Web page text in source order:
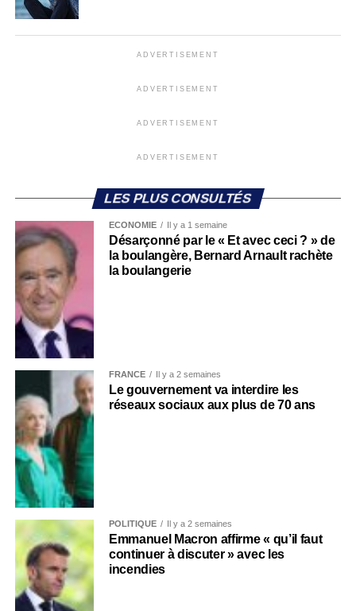
ADVERTISEMENT
ADVERTISEMENT
ADVERTISEMENT
ADVERTISEMENT
LES PLUS CONSULTÉS
ECONOMIE Il y a 1 semaine
Désarçonné par le « Et avec ceci ? » de
la boulangère, Bernard Arnault rachète
la boulangerie
FRANCE Il y a 2 semaines
Le gouvernement va interdire les
réseaux sociaux aux plus de 70 ans
POLITIQUE Il y a 2 semaines
Emmanuel Macron affirme « qu’il faut
continuer à discuter » avec les
incendies